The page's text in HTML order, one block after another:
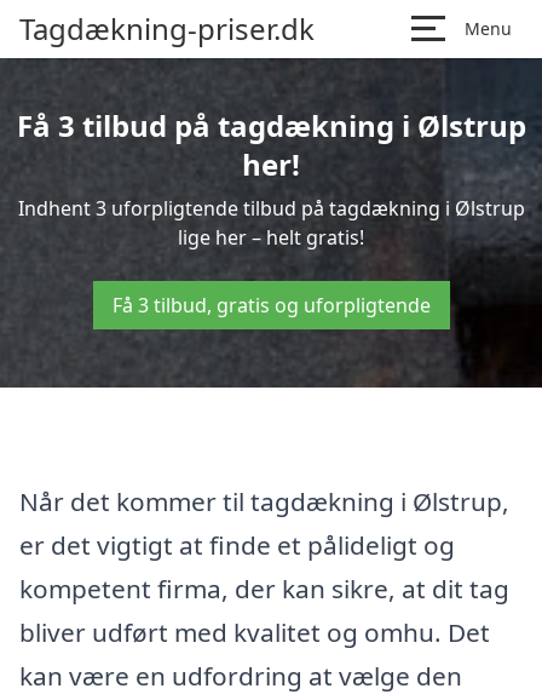
Tagdækning-priser.dk Menu
Få 3 tilbud på tagdækning i Ølstrup
her!
Indhent 3 uforpligtende tilbud på tagdækning i Ølstrup
lige her – helt gratis!
Få 3 tilbud, gratis og uforpligtende
Når det kommer til tagdækning i Ølstrup,
er det vigtigt at finde et pålideligt og
kompetent firma, der kan sikre, at dit tag
bliver udført med kvalitet og omhu. Det
kan være en udfordring at vælge den